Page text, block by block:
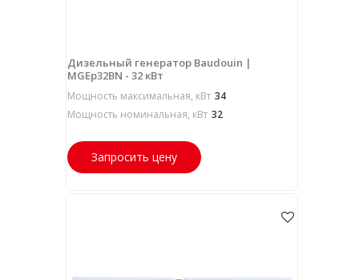
Дизельный генератор Baudouin |
MGEp32BN - 32 кВт
Мощность максимальная, кВт 34
Мощность номинальная, кВт 32
Запросить цену